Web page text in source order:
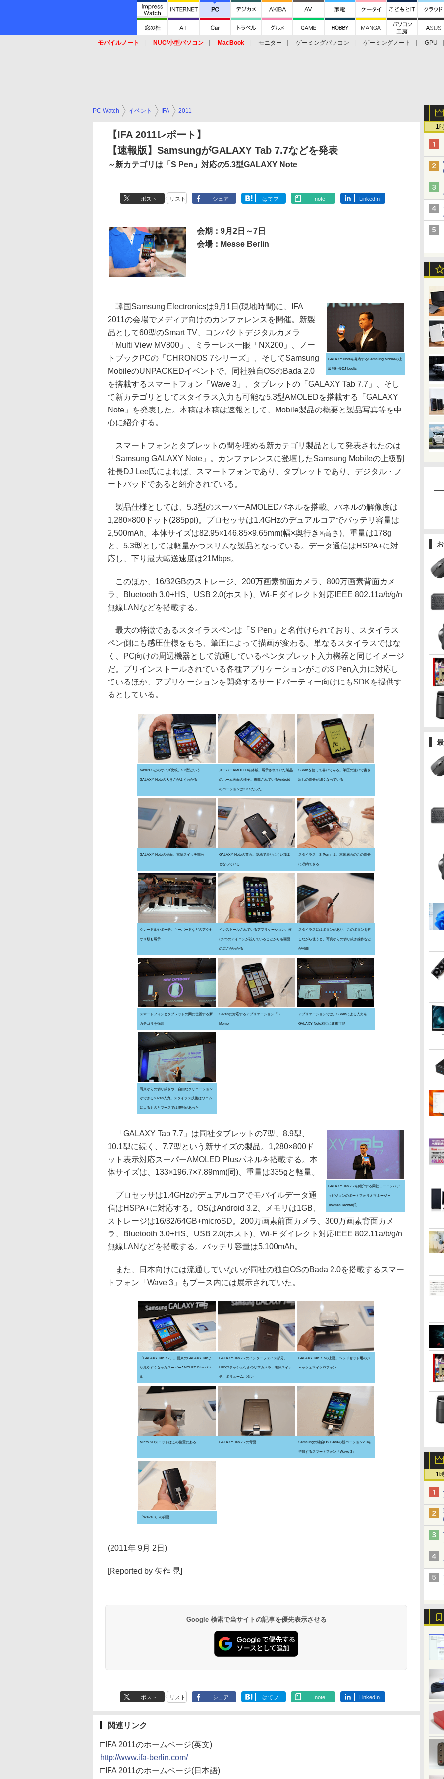
モバイルノート NUC/小型パソコン MacBook モニター ゲーミングパソコン ゲーミングノート
GPU
1
1
PC Watch イベント IFA 2011
【IFA 2011レポート】
【速報版】SamsungがGALAXY Tab 7.7などを発表
～新カテゴリは「S Pen」対応の5.3型GALAXY Note
ポスト リスト シェア はてブ note LinkedIn
会期：9月2日～7日
会場：Messe Berlin
GALAXY Noteを発表するSamsung Mobileの上
級副社長DJ Lee氏
韓国Samsung Electronicsは9月1日(現地時間)に、IFA
2011の会場でメディア向けのカンファレンスを開催。新製
品として60型のSmart TV、コンパクトデジタルカメラ
「Multi View MV800」、ミラーレス一眼「NX200」、ノー
トブックPCの「CHRONOS 7シリーズ」、そしてSamsung
MobileのUNPACKEDイベントで、同社独自OSのBada 2.0
を搭載するスマートフォン「Wave 3」、タブレットの「GALAXY Tab 7.7」、そし
て新カテゴリとしてスタイラス入力も可能な5.3型AMOLEDを搭載する「GALAXY
Note」を発表した。本稿は本稿は速報として、Mobile製品の概要と製品写真等を中
心に紹介する。
スマートフォンとタブレットの間を埋める新カテゴリ製品として発表されたのは
「Samsung GALAXY Note」。カンファレンスに登壇したSamsung Mobileの上級副
社長DJ Lee氏によれば、スマートフォンであり、タブレットであり、デジタル・ノ
ートパッドであると紹介されている。
製品仕様としては、5.3型のスーパーAMOLEDパネルを搭載。パネルの解像度は
1,280×800ドット(285ppi)。プロセッサは1.4GHzのデュアルコアでバッテリ容量は
2,500mAh。本体サイズは82.95×146.85×9.65mm(幅×奥行き×高さ)、重量は178g
と、5.3型としては軽量かつスリムな製品となっている。データ通信はHSPA+に対
応し、下り最大転送速度は21Mbps。
このほか、16/32GBのストレージ、200万画素前面カメラ、800万画素背面カメ
ラ、Bluetooth 3.0+HS、USB 2.0(ホスト)、Wi-Fiダイレクト対応IEEE 802.11a/b/g/n
無線LANなどを搭載する。
最大の特徴であるスタイラスペンは「S Pen」と名付けられており、スタイラス
ペン側にも感圧仕様をもち、筆圧によって描画が変わる。単なるスタイラスではな
く、PC向けの周辺機器として流通しているペンタブレット入力機器と同じイメージ
だ。プリインストールされている各種アプリケーションがこのS Pen入力に対応し
ているほか、アプリケーションを開発するサードパーティー向けにもSDKを提供す
るとしている。
Nexus Sとのサイズ比較。5.3型という
GALAXY Noteの大きさがよくわかる
スーパーAMOLEDを搭載。展示されていた製品
のホーム画面の様子。搭載されているAndroid
のバージョンは2.3.5だった
S Penを使って書いてみる。筆圧の違いで書き
出しの部分が細くなっている
GALAXY Noteの側面、電源スイッチ部分 GALAXY Noteの背面。梨地で滑りにくい加工
となっている
スタイラス「S Pen」は、本体底面のこの部分
に収納できる
クレードルやポーチ、キーボードなどのアクセ
サリ類も展示
インストールされているアプリケーション。横
に5つのアイコンが並んでいることからも画面
の広さがわかる
スタイラスにはボタンがあり、このボタンを押
しながら使うと、写真からの切り抜き操作など
が可能
スマートフォンとタブレットの間に位置する新
カテゴリを強調
S Penに対応するアプリケーション「S
Memo」
アプリケーションでは、S Penによる入力を
GALAXY Note相互に連携可能
写真からの切り抜きや、自由なクリエーション
ができるS Pen入力。スタイラス技術はワコム
によるものとブースでは説明があった
GALAXY Tab 7.7を紹介する同社ヨーロッパデ
ィビジョンのポートフォリオマネージャ
Thomas Richter氏
「GALAXY Tab 7.7」は同社タブレットの7型、8.9型、
10.1型に続く、7.7型という新サイズの製品。1,280×800ド
ット表示対応スーパーAMOLED Plusパネルを搭載する。本
体サイズは、133×196.7×7.89mm(同)、重量は335gと軽量。
プロセッサは1.4GHzのデュアルコアでモバイルデータ通
信はHSPA+に対応する。OSはAndroid 3.2、メモリは1GB、
ストレージは16/32/64GB+microSD。200万画素前面カメラ、300万画素背面カメ
ラ、Bluetooth 3.0+HS、USB 2.0(ホスト)、Wi-Fiダイレクト対応IEEE 802.11a/b/g/n
無線LANなどを搭載する。バッテリ容量は5,100mAh。
また、日本向けには流通していないが同社の独自OSのBada 2.0を搭載するスマー
トフォン「Wave 3」もブース内には展示されていた。
「GALAXY Tab 7.7」。従来のGALAXY Tabよ
り見やすくなったスーパーAMOLED Plusパネ
ル
GALAXY Tab 7.7のインターフェイス部分。
LEDフラッシュ付きのリアカメラ、電源スイッ
チ、ボリュームボタン
GALAXY Tab 7.7の上面。ヘッドセット用のジ
ャックとマイクロフォン
Micro SDスロットはこの位置にある GALAXY Tab 7.7の背面 Samsungの独自OS Badaの新バージョン2.0を
搭載するスマートフォン「Wave 3」
「Wave 3」の背面
(2011年 9月 2日)
[Reported by 矢作 晃]
Google 検索で当サイトの記事を優先表示させる
ポスト リスト シェア はてブ note LinkedIn
関連リンク
□IFA 2011のホームページ(英文)
http://www.ifa-berlin.com/
□IFA 2011のホームページ(日本語)